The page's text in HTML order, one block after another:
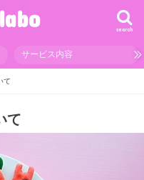
search
サービス内容
て
て